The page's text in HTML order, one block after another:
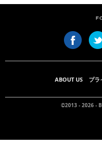
ダイエット
理容室
ABOUT US プラ
©2013 - 2026 -